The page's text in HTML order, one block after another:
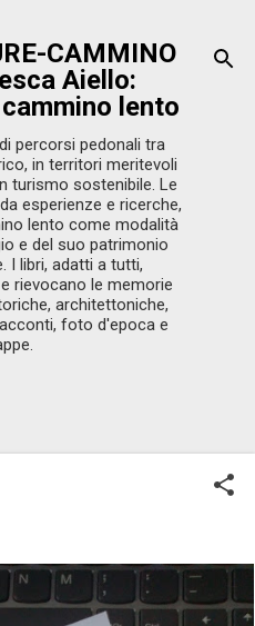
CAMMINO
Aiello:
lento
percorsi pedonali tra
in territori meritevoli
turismo sostenibile. Le
esperienze e ricerche,
lento come modalità
e del suo patrimonio
I libri, adatti a tutti,
rievocano le memorie
architettoniche,
foto d'epoca e